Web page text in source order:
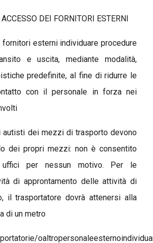
DEI FORNITORI ESTERNI
fornitori esterni individuare procedure
e uscita, mediante modalità,
predefinite, al fine di ridurre le
con il personale in forza nei
dei mezzi di trasporto devono
dei propri mezzi: non è consentito
uffici per nessun motivo. Per le
di approntamento delle attività di
il trasportatore dovrà attenersi alla
di un metro